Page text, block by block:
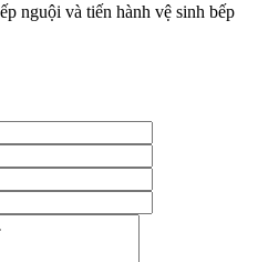
nguội và tiến hành vệ sinh bếp